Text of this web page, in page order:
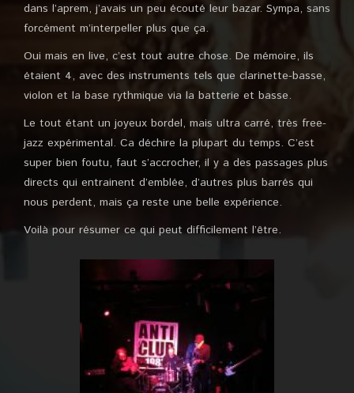
dans l’aprem, j’avais un peu écouté leur bazar. Sympa, sans
forcément m’interpeller plus que ça.
Oui mais en live, c’est tout autre chose. De mémoire, ils
étaient 4, avec des instruments tels que clarinette-basse,
violon et la base rythmique via la batterie et basse.
Le tout étant un joyeux bordel, mais ultra carré, très free-
jazz expérimental. Ca déchire la plupart du temps. C’est
super bien foutu, faut s’accrocher, il y a des passages plus
directs qui entrainent d’emblée, d’autres plus barrés qui
nous perdent, mais ça reste une belle expérience.
Voilà pour résumer ce qui peut difficilement l’être.